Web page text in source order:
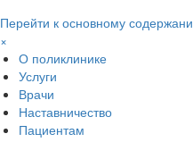
Перейти к основному
×
О поликлинике
Услуги
Врачи
Наставничество
Пациентам